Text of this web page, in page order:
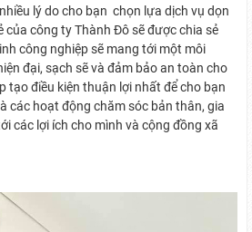
lý do cho bạn chọn lựa dịch vụ dọn
của công ty Thành Đô sẽ được chia sẻ
công nghiệp sẽ mang tới một môi
đại, sạch sẽ và đảm bảo an toàn cho
tạo điều kiện thuận lợi nhất để cho bạn
các hoạt động chăm sóc bản thân, gia
các lợi ích cho mình và cộng đồng xã